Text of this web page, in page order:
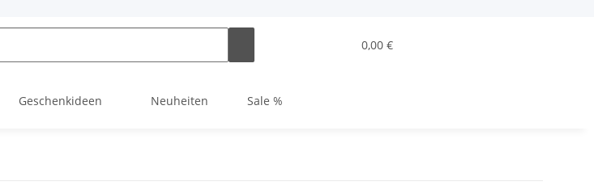
0,00 €
Geschenkideen Neuheiten Sale %